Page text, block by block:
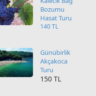
Günübirlik
150 TL
Günübirlik
Amasra Turu